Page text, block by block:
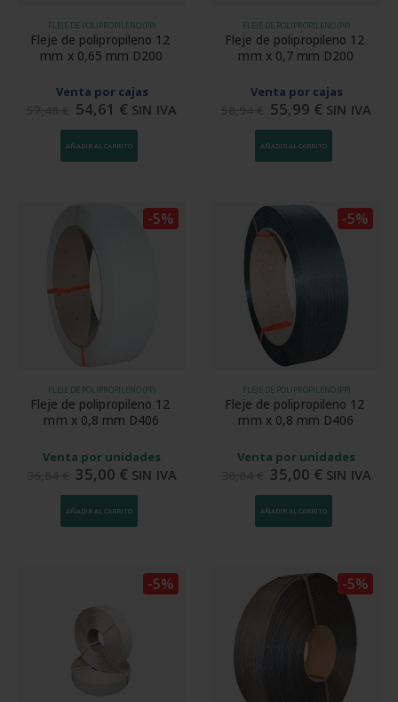
FLEJE DE POLIPROPILENO (PP)
Fleje de polipropileno 12
mm x 0,65 mm D200
Venta por cajas
54,61 € SIN IVA
AÑADIR AL CARRITO
FLEJE DE POLIPROPILENO (PP)
Fleje de polipropileno 12
mm x 0,7 mm D200
Venta por cajas
55,99 € SIN IVA
AÑADIR AL CARRITO
FLEJE DE POLIPROPILENO (PP)
Fleje de polipropileno 12
mm x 0,8 mm D406
Venta por unidades
35,00 € SIN IVA
-5%
AÑADIR AL CARRITO
FLEJE DE POLIPROPILENO (PP)
Fleje de polipropileno 12
mm x 0,8 mm D406
Venta por unidades
35,00 € SIN IVA
-5%
AÑADIR AL CARRITO
-5% -5%